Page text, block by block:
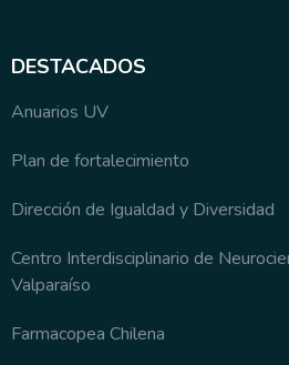
DESTACADOS
Anuarios UV
Plan de fortalecimiento
Dirección de Igualdad y Diversidad
Centro Interdisciplinario de
Valparaíso
Farmacopea Chilena